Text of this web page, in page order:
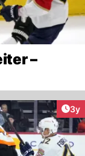
–
3y